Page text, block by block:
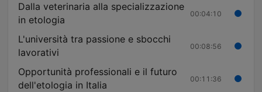
00:04:10
Dalla veterinaria alla specializzazione
in etologia
00:08:56
L'università tra passione e sbocchi
lavorativi
00:11:36
Opportunità professionali e il futuro
dell'etologia in Italia